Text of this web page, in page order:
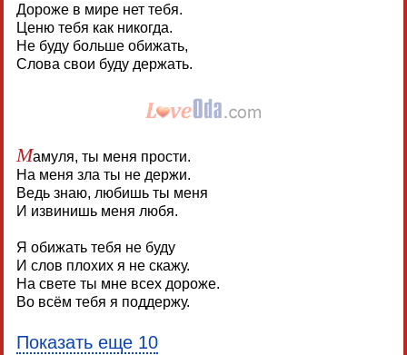
Дороже в мире нет тебя.
Ценю тебя как никогда.
Не буду больше обижать,
Слова свои буду держать.
Мамуля, ты меня прости.
На меня зла ты не держи.
Ведь знаю, любишь ты меня
И извинишь меня любя.
Я обижать тебя не буду
И слов плохих я не скажу.
На свете ты мне всех дороже.
Во всём тебя я поддержу.
Показать еще 10